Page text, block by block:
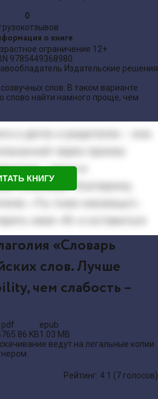
0
отзывов
о книге
ограничение 12+
9785449368980
Издательские решения
слов. В таком варианте
слово найти намного проще, чем
КНИГУ
«Словарь
слов. Лучше
чем слабость –
pdf
765.86 KB
epub
1.03 MB
ведут на легальные копии
Рейтинг: 4.1 (7 голосов)